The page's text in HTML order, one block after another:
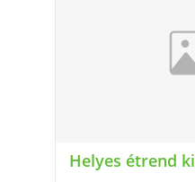
Helyes étrend